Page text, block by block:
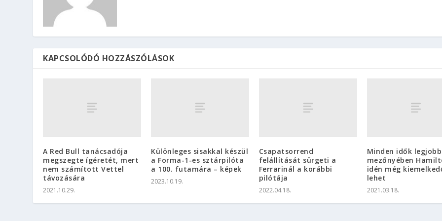
KAPCSOLÓDÓ HOZZÁSZÓLÁSOK
A Red Bull tanácsadója
megszegte ígéretét, mert
nem számított Vettel
távozására
2021.10.29.
Különleges sisakkal készül
a Forma-1-es sztárpilóta
a 100. futamára – képek
2023.10.19.
Csapatsorrend
felállítását sürgeti a
Ferrarinál a korábbi
pilótája
2022.04.18.
Minden idők legjobb
mezőnyében
idén még
lehet
2021.03.18.